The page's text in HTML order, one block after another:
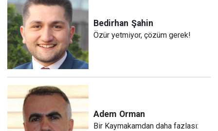
Bedirhan Şahin
Özür yetmiyor, çözüm gerek!
Adem Orman
Bir Kaymakamdan daha fazlası: